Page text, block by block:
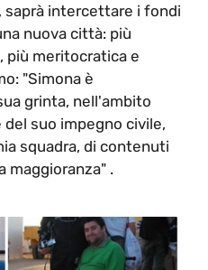
saprà intercettare i fondi
nuova città: più
più meritocratica e
"Simona è
grinta, nell'ambito
suo impegno civile,
squadra, di contenuti
maggioranza" .